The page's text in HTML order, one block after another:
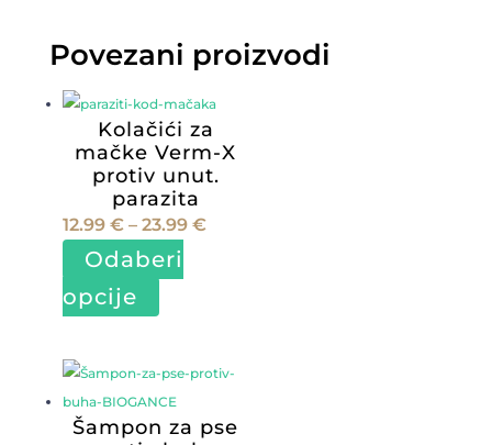
Povezani proizvodi
Kolačići za
mačke Verm-X
protiv unut.
parazita
12.99 € – 23.99 €Raspon
23.99 €
Odaberi
opcije
proizvod
više
varijanti.
Opcije
Šampon za pse